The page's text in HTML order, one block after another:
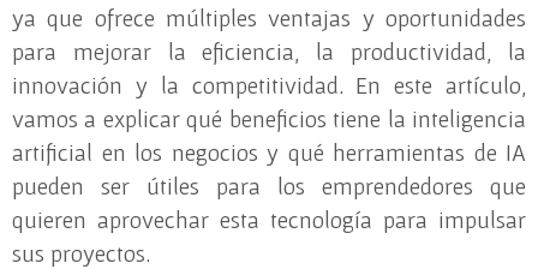
ya que ofrece múltiples ventajas y oportunidades
para mejorar la eficiencia, la productividad, la
innovación y la competitividad. En este artículo,
vamos a explicar qué beneficios tiene la inteligencia
artificial en los negocios y qué herramientas de IA
pueden ser útiles para los emprendedores que
quieren aprovechar esta tecnología para impulsar
sus proyectos.